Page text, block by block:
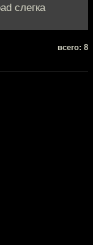
слегка
всего: 8